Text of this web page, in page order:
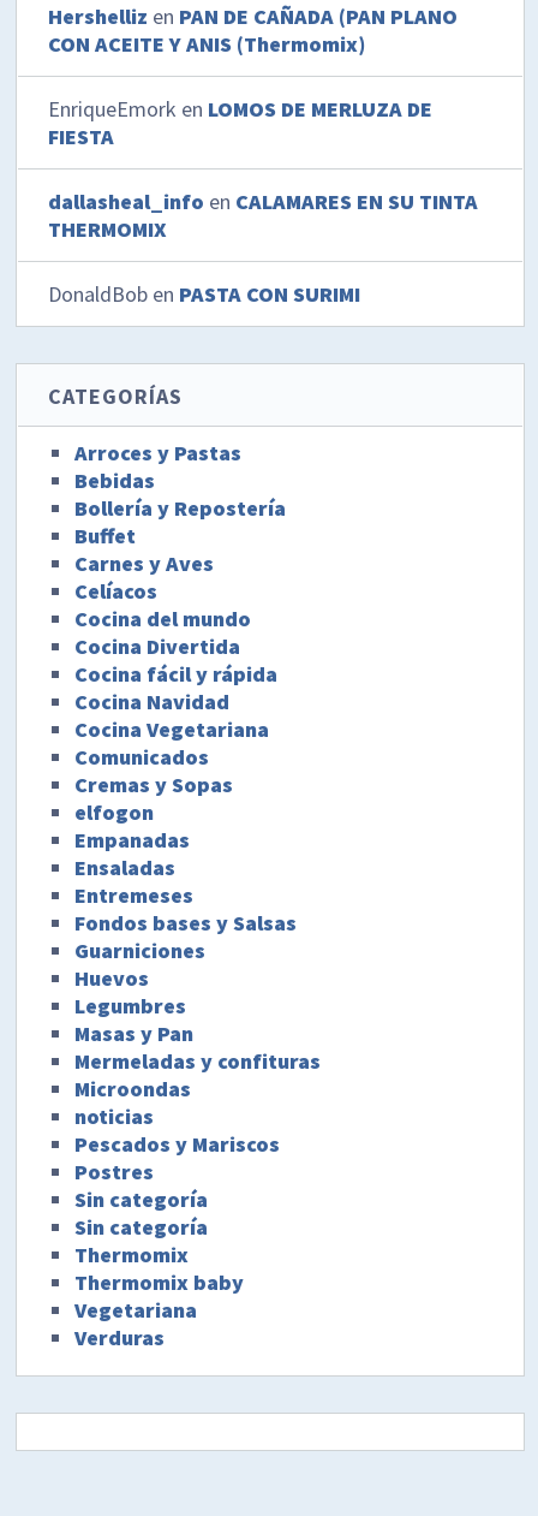
Hershelliz en PAN DE CAÑADA (PAN PLANO
CON ACEITE Y ANIS (Thermomix)
EnriqueEmork en LOMOS DE MERLUZA DE
FIESTA
dallasheal_info en CALAMARES EN SU TINTA
THERMOMIX
DonaldBob en PASTA CON SURIMI
CATEGORÍAS
Arroces y Pastas
Bebidas
Bollería y Repostería
Buffet
Carnes y Aves
Celíacos
Cocina del mundo
Cocina Divertida
Cocina fácil y rápida
Cocina Navidad
Cocina Vegetariana
Comunicados
Cremas y Sopas
elfogon
Empanadas
Ensaladas
Entremeses
Fondos bases y Salsas
Guarniciones
Huevos
Legumbres
Masas y Pan
Mermeladas y confituras
Microondas
noticias
Pescados y Mariscos
Postres
Sin categoría
Sin categoría
Thermomix
Thermomix baby
Vegetariana
Verduras